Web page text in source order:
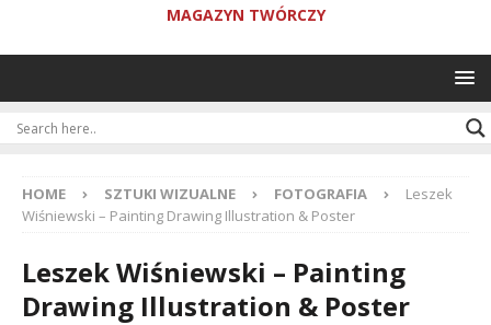
MAGAZYN TWÓRCZY
HOME SZTUKI WIZUALNE FOTOGRAFIA
Leszek
Wiśniewski – Painting Drawing Illustration & Poster
Leszek Wiśniewski – Painting
Drawing Illustration & Poster